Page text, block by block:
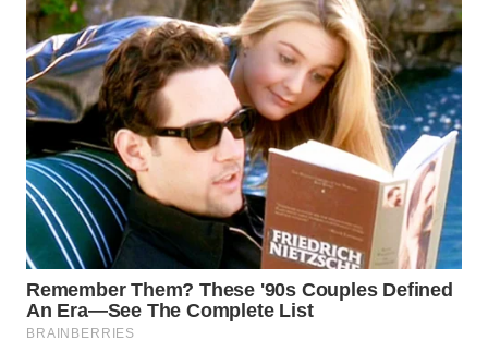
WN
LIKUPANG
WN
LABUANBAJO
WN
BORNEO
Wahana
Media
Group